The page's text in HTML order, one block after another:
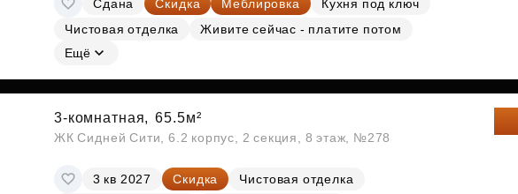
Субсидии
Сдана Скидка Меблировка
Кухня под ключ
Чистовая отделка
Живите сейчас - платите потом
Ещё
3-комнатная, 65.5м²
ЖК Сидней Сити, 6.2 корпус, 2 секция, 8 этаж, №278
3 кв 2027 Скидка
Чистовая отделка